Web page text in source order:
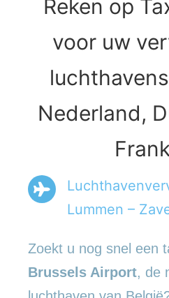
Reken op
voor uw
Nederland,
Lummen –
Zoekt u nog snel een
Brussels Airport, de